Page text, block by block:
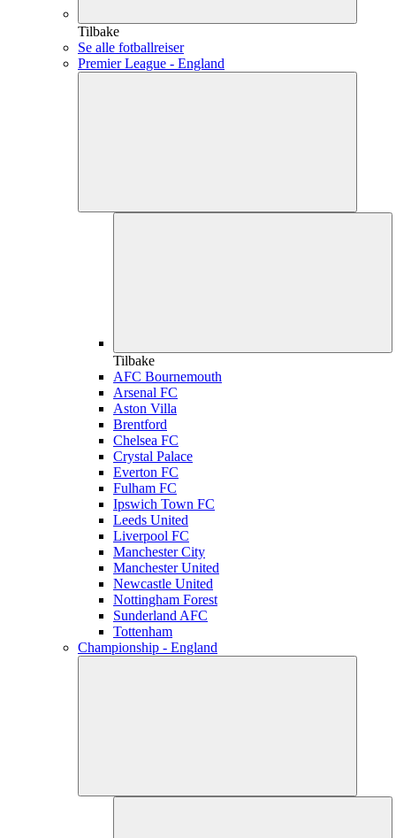
Tilbake
Se alle fotballreiser
Premier League - England
Tilbake
AFC Bournemouth
Arsenal FC
Aston Villa
Brentford
Chelsea FC
Crystal Palace
Everton FC
Fulham FC
Ipswich Town FC
Leeds United
Liverpool FC
Manchester City
Manchester United
Newcastle United
Nottingham Forest
Sunderland AFC
Tottenham
Championship - England